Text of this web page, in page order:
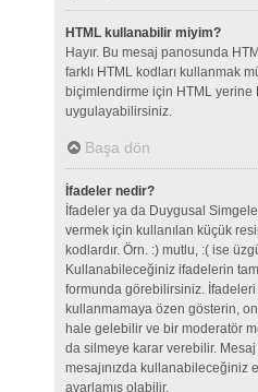
HTML kullanabilir miyim?
Hayır. Bu mesaj panosunda
farklı HTML kodları kullanmak
biçimlendirme için HTML yerine
uygulayabilirsiniz.
Başa dön
İfadeler nedir?
İfadeler ya da Duygusal
vermek için kullanılan küçük
kodlardır. Örn. :) mutlu, :( ise
Kullanabileceğiniz ifadelerin
formunda görebilirsiniz. İfadeleri
kullanmamaya özen gösterin,
hale gelebilir ve bir moderatör
da silmeye karar verebilir.
mesajınızda kullanabileceğiniz
ayarlamış olabilir.